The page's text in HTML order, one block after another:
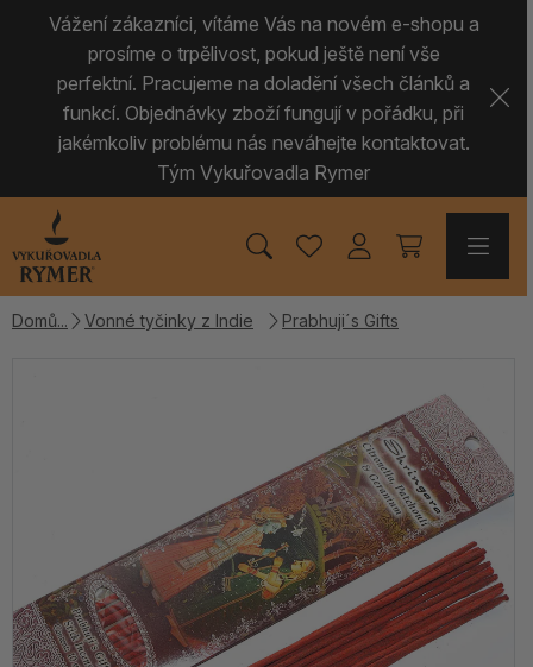
Vážení zákazníci, vítáme Vás na novém e-shopu a
prosíme o trpělivost, pokud ještě není vše
perfektní. Pracujeme na doladění všech článků a
funkcí. Objednávky zboží fungují v pořádku, při
jakémkoliv problému nás neváhejte kontaktovat.
Tým Vykuřovadla Rymer
Domů Vonné tyčinky z Indie Prabhuji´s Gifts